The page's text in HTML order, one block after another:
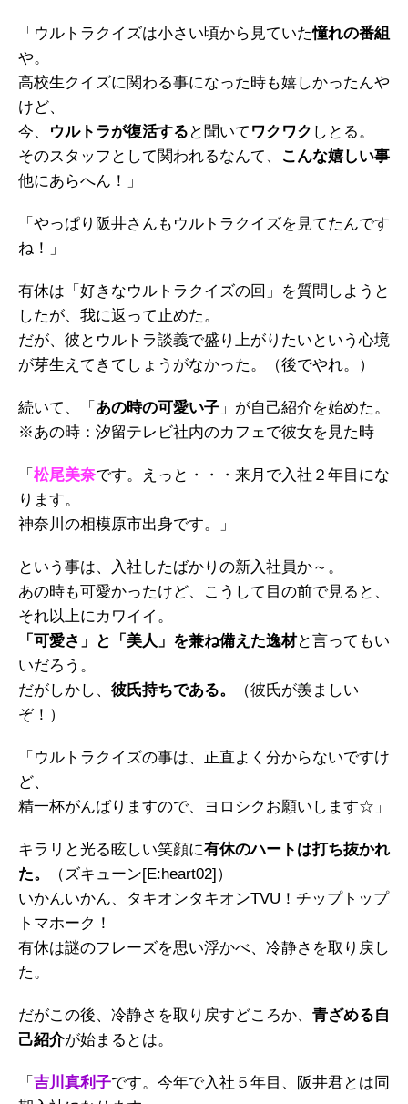
「ウルトラクイズは小さい頃から見ていた憧れの番組
や。
高校生クイズに関わる事になった時も嬉しかったんや
けど、
今、
ウルトラが復活する と聞いて ワクワク しとる。
そのスタッフとして関われるなんて、
こんな嬉しい事
他にあらへん！」
「やっぱり阪井さんもウルトラクイズを見てたんです
ね！」
有休は「好きなウルトラクイズの回」を質問しようと
したが、我に返って止めた。
だが、彼とウルトラ談義で盛り上がりたいという心境
が芽生えてきてしょうがなかった。（後でやれ。）
続いて、「 あの時の可愛い子 」が自己紹介を始めた。
※あの時：汐留テレビ社内のカフェで彼女を見た時
「 松尾美奈です。えっと・・・来月で入社２年目にな
ります。
神奈川の相模原市出身です。」
という事は、入社したばかりの新入社員か～。
あの時も可愛かったけど、こうして目の前で見ると、
それ以上にカワイイ。
「可愛さ」と「美人」を兼ね備えた逸材と言ってもい
いだろう。
だがしかし、 彼氏持ちである。
（彼氏が羨ましい
ぞ！）
「ウルトラクイズの事は、正直よく分からないですけ
ど、
精一杯がんばりますので、ヨロシクお願いします☆」
キラリと光る眩しい笑顔に有休のハートは打ち抜かれ
た。
（ズキューン[E:heart02]）
いかんいかん、タキオンタキオンTVU！チップトップ
トマホーク！
有休は謎のフレーズを思い浮かべ、冷静さを取り戻し
た。
だがこの後、冷静さを取り戻すどころか、 青ざめる自
己紹介が始まるとは。
「 吉川真利子です。今年で入社５年目、阪井君とは同